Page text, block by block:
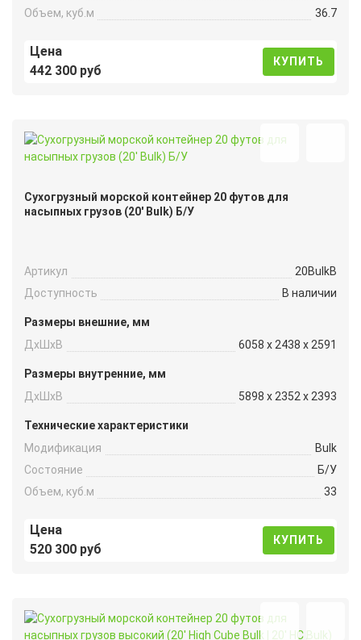
Объем, куб.м
36.7
Цена
442 300 руб
КУПИТЬ
Сухогрузный морской контейнер 20 футов для
насыпных грузов (20′ Bulk) Б/У
Артикул
20BulkB
Доступность
В наличии
Размеры внешние, мм
ДxШxВ
6058 x 2438 x 2591
Размеры внутренние, мм
ДxШxВ
5898 x 2352 x 2393
Технические характеристики
Модификация
Bulk
Состояние
Б/У
Объем, куб.м
33
Цена
520 300 руб
КУПИТЬ